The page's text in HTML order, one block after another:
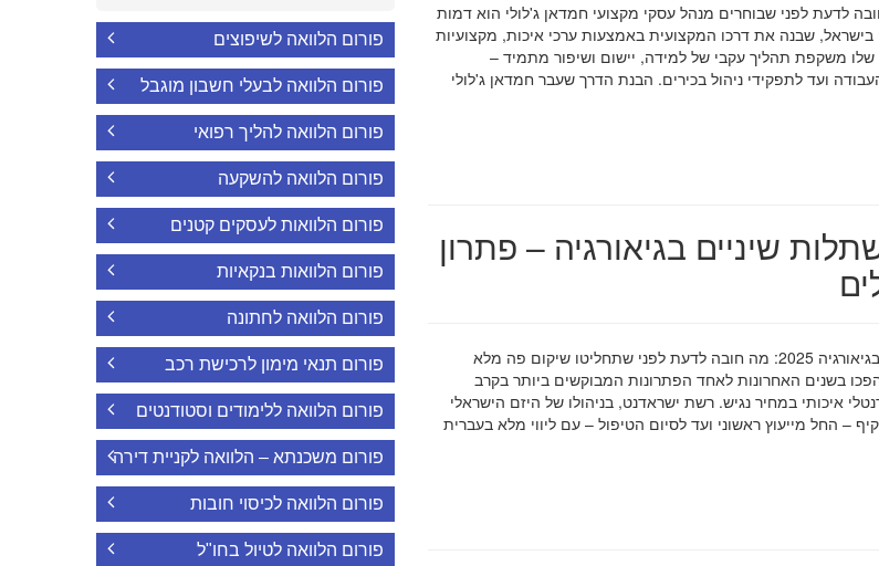
ב-2026: מה חובה לדעת לפני שבוחרים מנהל עסקי מקצועי חמדאן ג'לולי הוא דמות
בישראל, שבנה את דרכו המקצועית באמצעות ערכי איכות, מקצועיות
שלו משקפת תהליך עקבי של למידה, יישום ושיפור מתמיד –
ועד לתפקידי ניהול בכירים. הבנת הדרך שעבר חמדאן ג'לולי
שיניים בגיאורגיה – פתרון
השתלות שיניים ושיקום פה בגיאורגיה 2025: מה חובה לדעת לפני שתחליטו שיקום פה מלא
הפכו בשנים האחרונות לאחד הפתרונות המבוקשים ביותר בקרב
איכותי במחיר נגיש. רשת ישראדנט, בניהולו של היזם הישראלי
– החל מייעוץ ראשוני ועד לסיום הטיפול – עם ליווי מלא בעברית
פורום הלוואה לשיפוצים
פורום הלוואה לבעלי חשבון מוגבל
פורום הלוואה להליך רפואי
פורום הלוואה להשקעה
פורום הלוואות לעסקים קטנים
פורום הלוואות בנקאיות
פורום הלוואה לחתונה
פורום תנאי מימון לרכישת רכב
פורום הלוואה ללימודים וסטודנטים
פורום משכנתא – הלוואה לקניית דירה
פורום הלוואה לכיסוי חובות
פורום הלוואה לטיול בחו"ל